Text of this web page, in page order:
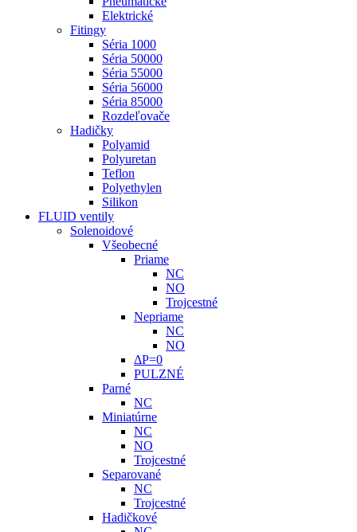
Elektrické
Fitingy
Séria 1000
Séria 50000
Séria 55000
Séria 56000
Séria 85000
Rozdeľovače
Hadičky
Polyamid
Polyuretan
Teflon
Polyethylen
Silikon
FLUID ventily
Solenoidové
Všeobecné
Priame
NC
NO
Trojcestné
Nepriame
NC
NO
ΔP=0
PULZNÉ
Parné
NC
Miniatúrne
NC
NO
Trojcestné
Separované
NC
Trojcestné
Hadičkové